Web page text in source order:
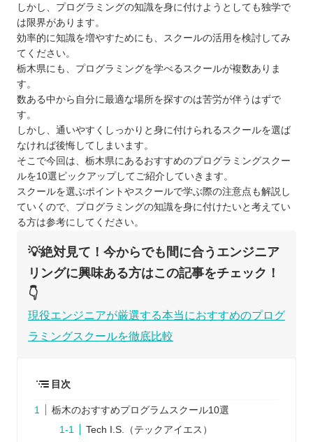
しかし、プログラミングの知識を身に付けようとしても独学で
は限界があります。
効率的に知識を増やすためにも、スクールの活用を検討してみ
てください。
栃木県にも、プログラミングを学べるスクールが複数ありま
す。
数ある中から自分に最適な場所を探すのは苦労が伴うはずで
す。
しかし、通いやすくしっかりと身に付けられるスクールを選ば
なければ後悔してしまいます。
そこで今回は、栃木県にあるおすすめのプログラミングスクー
ルを10選ピックアップしてご紹介していきます。
スクールを選ぶポイントやスクールで学ぶ際の注意点も解説し
ていくので、プログラミングの知識を身に付けたいと考えてい
る方は参考にしてください。
💡絶対見て！今からでも間に合うエンジニア
リングに興味ある方はこの記事をチェック！
👇
現役エンジニアが厳選する本当におすすめのプログ
ラミングスクールを徹底比較
目次
栃木のおすすめプログラムスクール10選
Tech I.S.（テックアイエス）